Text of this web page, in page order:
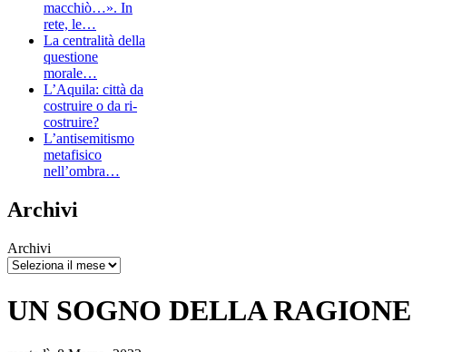
macchiò…». In
rete, le…
La centralità della
questione
morale…
L’Aquila: città da
costruire o da ri-
costruire?
L’antisemitismo
metafisico
nell’ombra…
Archivi
Archivi
UN SOGNO DELLA RAGIONE